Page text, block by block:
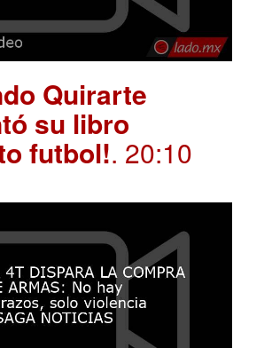
Quirarte
su libro
futbol!. 20:10